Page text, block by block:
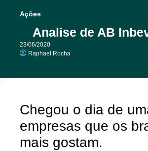
Ações
Analise de AB
23/06/2020
Raphael Rocha
Chegou o dia de
empresas que os
mais gostam.